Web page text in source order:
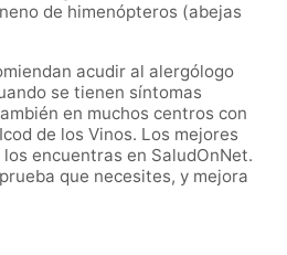
de himenópteros (abejas
acudir al alergólogo
se tienen síntomas
en muchos centros con
Icod de los Vinos. Los mejores
los encuentras en SaludOnNet.
que necesites, y mejora